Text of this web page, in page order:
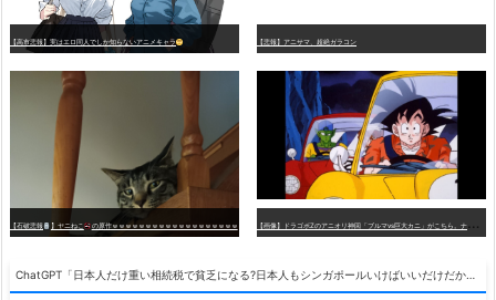
【高市悲報】実はエロ同人でしか知らないアニメキャラ 【悲報】アニサマ、超絶ガラコン
【石破悲報 】ヤニねこ の原作ｗｗｗｗｗｗｗｗｗｗｗｗｗｗｗｗｗｗｗ